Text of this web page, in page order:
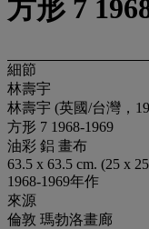
方形 7
細節
林壽宇
林壽宇 (英國/台灣，
方形 7 1968-1969
油彩 鋁 畫布
63.5 x 63.5 cm. (25 x
1968-1969年作
來源
倫敦 瑪勃洛畫廊